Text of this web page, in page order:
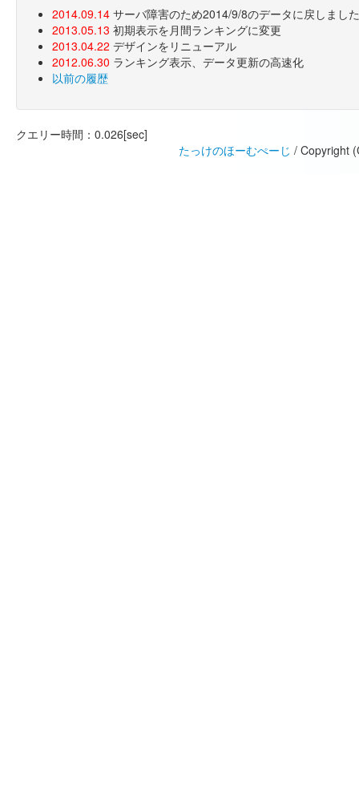
2014.09.14 サーバ障害のため2014/9/8のデータに戻しまし
2013.05.13 初期表示を月間ランキングに変更
2013.04.22 デザインをリニューアル
2012.06.30 ランキング表示、データ更新の高速化
以前の履歴
クエリー時間：0.026[sec]
たっけのほーむぺーじ / Copyright